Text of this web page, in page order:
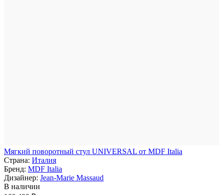
Мягкий поворотный стул UNIVERSAL от MDF Italia
Страна: Италия
Бренд: MDF Italia
Дизайнер: Jean-Marie Massaud
В наличии